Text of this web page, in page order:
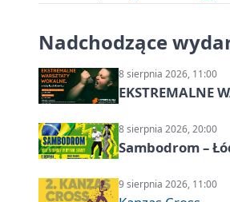
Nadchodzące
8 sierpnia 2026, 11:00
EKSTREMALNE
8 sierpnia 2026, 20:00
Sambodrom –
9 sierpnia 2026, 11:00